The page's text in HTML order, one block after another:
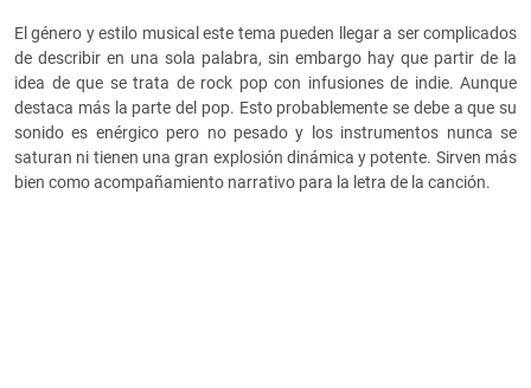
El género y estilo musical este tema pueden llegar a ser complicados
de describir en una sola palabra, sin embargo hay que partir de la
idea de que se trata de rock pop con infusiones de indie. Aunque
destaca más la parte del pop. Esto probablemente se debe a que su
sonido es enérgico pero no pesado y los instrumentos nunca se
saturan ni tienen una gran explosión dinámica y potente. Sirven más
bien como acompañamiento narrativo para la letra de la canción.